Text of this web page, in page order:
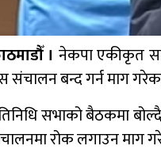
। नेकपा एकीकृत
संचालन बन्द गर्न माग
सभाको बैठकमा
रोक लगाउन माग